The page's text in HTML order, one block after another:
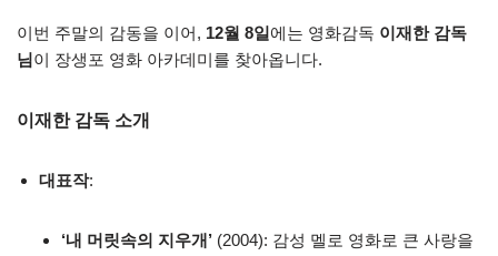
이번 주말의 감동을 이어, 12월 8일에는 영화감독 이재한 감독
님이 장생포 영화 아카데미를 찾아옵니다.
이재한 감독 소개
대표작:
‘내 머릿속의 지우개’ (2004): 감성 멜로 영화로 큰 사랑을